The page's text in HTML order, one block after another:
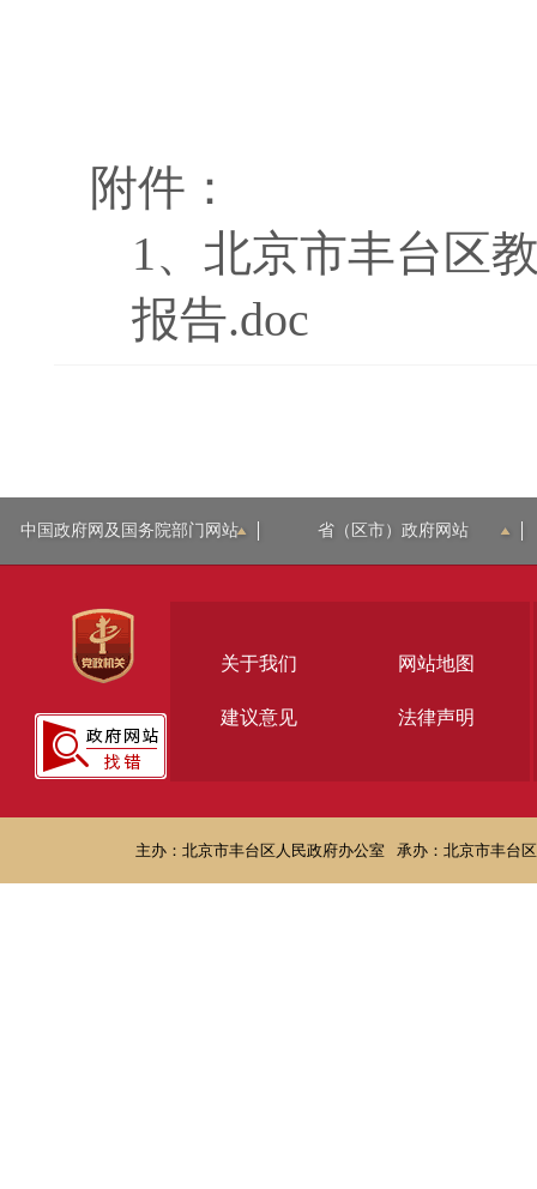
附件：
1、 北京市丰台区
报告.doc
中国政府网及国务院部门网站 省（区市）政府网站
关于我们 网站地图
建议意见 法律声明
主办：北京市丰台区人民政府办公室 承办：北京市丰台